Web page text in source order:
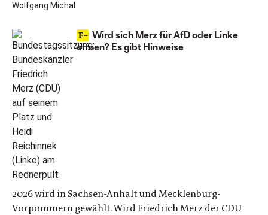
Wolfgang Michal
Wird sich Merz für AfD oder Linke
öffnen? Es gibt Hinweise
2026 wird in Sachsen-Anhalt und Mecklenburg-
Vorpommern gewählt. Wird Friedrich Merz der CDU